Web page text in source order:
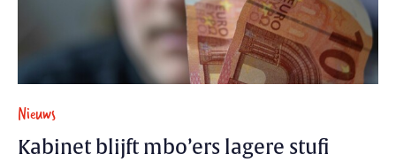
Nieuws
Kabinet blijft mbo’ers lagere stufi